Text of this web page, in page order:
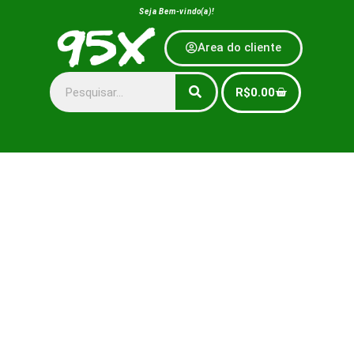
Seja Bem-vindo(a)!
Area do cliente
R$0.00